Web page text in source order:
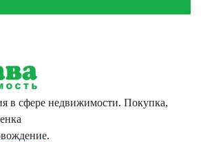
в сфере недвижимости. Покупка,